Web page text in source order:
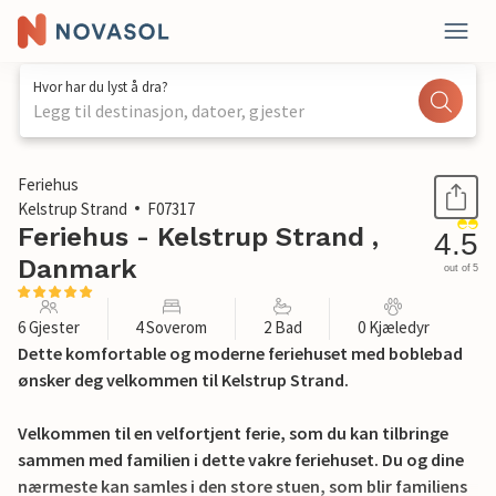
Hvor har du lyst å dra?
Legg til destinasjon, datoer, gjester
1 / 27
Feriehus
Kelstrup Strand
F07317
Feriehus - Kelstrup Strand ,
Danmark
4.5
out of 5
6 Gjester 4 Soverom 2 Bad 0 Kjæledyr
Dette komfortable og moderne feriehuset med boblebad
ønsker deg velkommen til Kelstrup Strand.
Velkommen til en velfortjent ferie, som du kan tilbringe
sammen med familien i dette vakre feriehuset. Du og dine
nærmeste kan samles i den store stuen, som blir familiens